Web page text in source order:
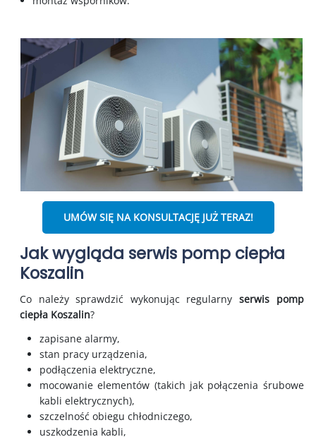
UMÓW SIĘ NA KONSULTACJĘ JUŻ TERAZ!
Jak wygląda serwis pomp ciepła
Koszalin
Co należy sprawdzić wykonując regularny serwis pomp
ciepła Koszalin?
zapisane alarmy,
stan pracy urządzenia,
podłączenia elektryczne,
mocowanie elementów (takich jak połączenia śrubowe
kabli elektrycznych),
szczelność obiegu chłodniczego,
uszkodzenia kabli,